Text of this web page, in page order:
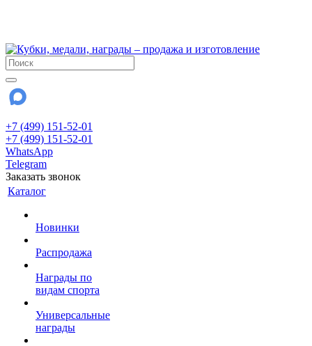
+7 (499) 151-52-01
+7 (499) 151-52-01
WhatsApp
Telegram
Заказать звонок
Каталог
Новинки
Распродажа
Награды по
видам спорта
Универсальные
награды